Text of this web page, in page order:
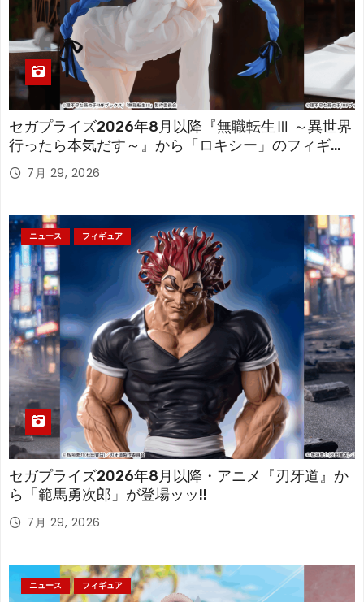
セガプライズ2026年8月以降『無職転生Ⅲ ～異世界
行ったら本気だす～』から「ロキシー」のフィギュ
アが登場！
7月 29, 2026
ニュース フィギュア
セガプライズ2026年8月以降・アニメ『刃牙道』か
ら「範馬勇次郎」が登場ッッ!!
7月 29, 2026
ニュース フィギュア